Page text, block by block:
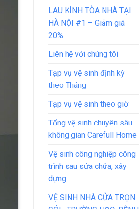
LAU KÍNH TÒA NHÀ TẠI
HÀ NỘI #1 – Giảm giá
20%
Liên hệ với chúng tôi
Tạp vụ vệ sinh định kỳ
theo Tháng
Tạp vụ vệ sinh theo giờ
Tổng vệ sinh chuyên sâu
không gian Carefull Home
Vệ sinh công nghiệp công
trình sau sửa chữa, xây
dựng
VỆ SINH NHÀ CỬA TRỌN